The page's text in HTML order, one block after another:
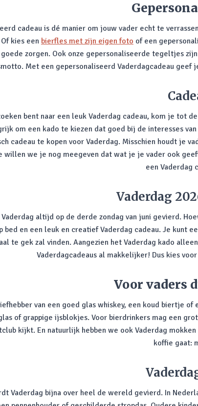
cadeau is dé manier om jouw vader echt te
kies een bierfles met zijn eigen foto of een
zorgen. Ook onze gepersonaliseerde tegeltjes
Met een gepersonaliseerd Vaderdagcadeau
bent naar een leuk Vaderdag cadeau, kom je tot
om een kado te kiezen dat goed bij de interesses
cadeau te kopen voor Vaderdag. Misschien houdt je
willen we je nog meegeven dat wat je je vader ook
een Vaderdag
Vaderdag
altijd op de derde zondag van juni gevierd.
en een leuk en creatief Vaderdag cadeau. Je kunt
te gek zal vinden. Aangezien het Vaderdag kado
Vaderdagcadeaus al makkelijker! Dus kies
Voor vaders
van een goed glas whiskey, een koud biertje
of grappige ijsblokjes. Voor bierdrinkers mag een
kijkt. En natuurlijk hebben we ook Vaderdag
koffie gaat:
Vaderdag bijna over heel de wereld gevierd. In